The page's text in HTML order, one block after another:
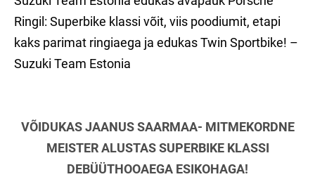
Ringil: Superbike klassi võit, viis poodiumit, etapi
kaks parimat ringiaega ja edukas Twin Sportbike! –
Suzuki Team Estonia
VÕIDUKAS JAANUS SAARMAA- MITMEKORDNE
MEISTER ALUSTAS SUPERBIKE KLASSI
DEBÜÜTHOOAEGA ESIKOHAGA!